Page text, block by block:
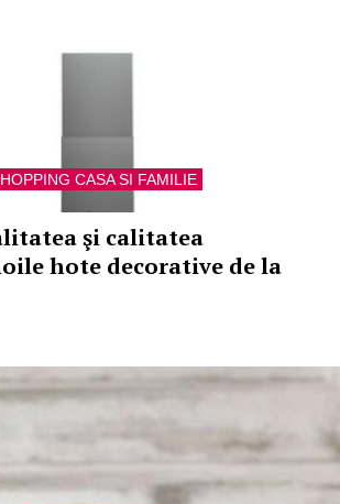
CASA SI FAMILIE
şi calitatea
hote decorative de la